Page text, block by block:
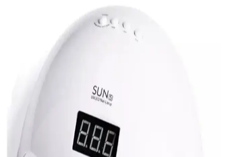
Nail Republic Click Shine L-10 UV/LED Tırnak
Kurutucu Profesyonel ve Taşınabilir Kullanım İçin
Nail Republic Click Shine L-10, şarjlı, taşınabilir ve hızlı kurutma
Güzellik Deposu Masa Sabitlemeli Poly Jel Üst Form
Tırnak Kurutucu UV LED Lamba
Güzellik sektöründe öne çıkan masa sabitlemeli UV LED tırnak
kurutucu, hızlı ve etkili kurutma sağlar, stabil kullanımıyla
profesyonel ve ev kullanımı için ideal bir çözümdür.